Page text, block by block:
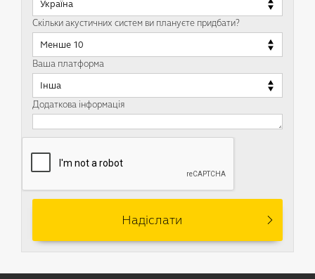
Скільки акустичних систем ви плануєте придбати?
Ваша платформа
Додаткова інформація